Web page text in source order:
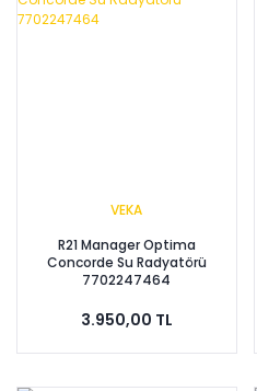
VEKA
R21 Manager Optima
Concorde Su Radyatörü
7702247464
3.950,00 TL